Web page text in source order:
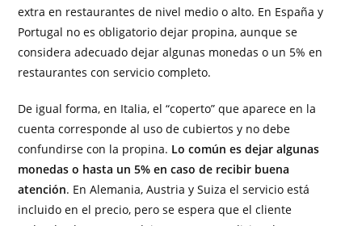
extra en restaurantes de nivel medio o alto. En España y
Portugal no es obligatorio dejar propina, aunque se
considera adecuado dejar algunas monedas o un 5% en
restaurantes con servicio completo.
De igual forma, en Italia, el “coperto” que aparece en la
cuenta corresponde al uso de cubiertos y no debe
confundirse con la propina. Lo común es dejar algunas
monedas o hasta un 5% en caso de recibir buena
atención. En Alemania, Austria y Suiza el servicio está
incluido en el precio, pero se espera que el cliente